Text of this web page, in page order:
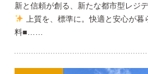
新と信頼が創る、新たな都市型レジ
上質を、標準に。快適と安心が暮
料■……